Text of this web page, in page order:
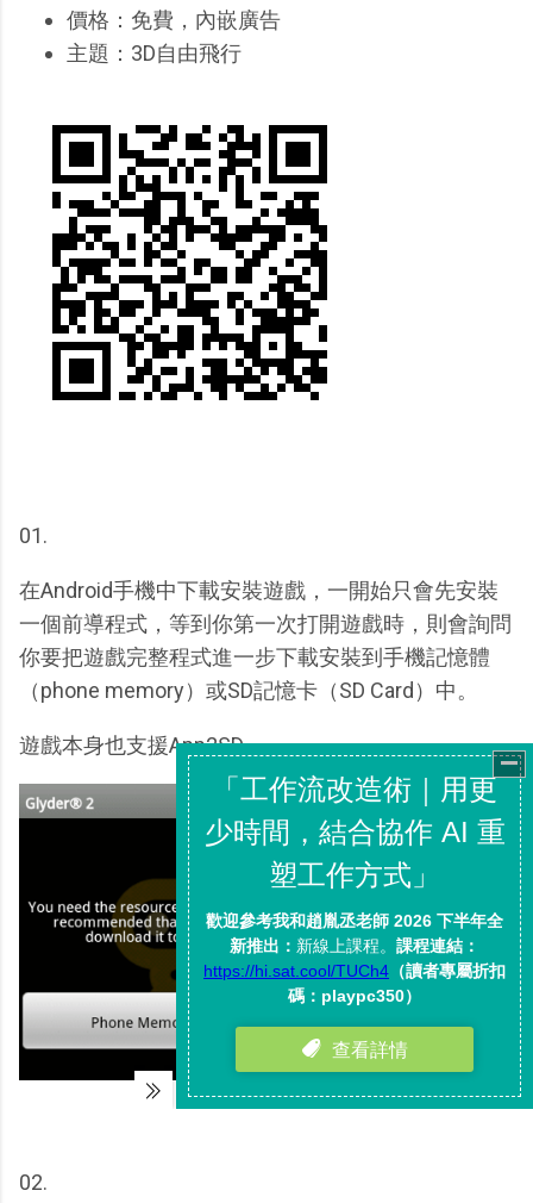
價格：免費，內嵌廣告
主題：3D自由飛行
01.
在Android手機中下載安裝遊戲，一開始只會先安裝
一個前導程式，等到你第一次打開遊戲時，則會詢問
你要把遊戲完整程式進一步下載安裝到手機記憶體
（phone memory）或SD記憶卡（SD Card）中。
遊戲本身也支援App2SD。
02.